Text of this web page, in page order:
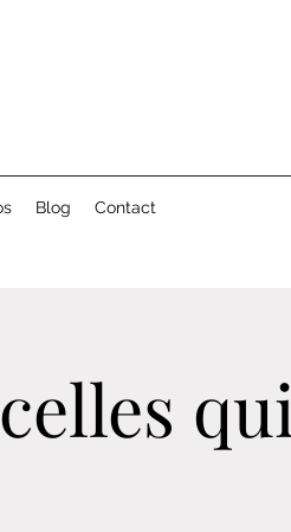
Blog Contact
qui